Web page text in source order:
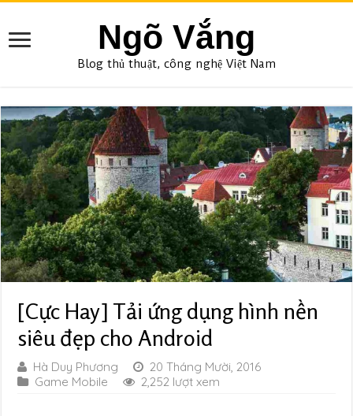
Ngõ Vắng
Blog thủ thuật, công nghệ Việt Nam
[Cực Hay] Tải ứng dụng hình nền
siêu đẹp cho Android
Hà Duy Phương
20 Tháng Mười, 2016
Game Mobile
2,252 lượt xem